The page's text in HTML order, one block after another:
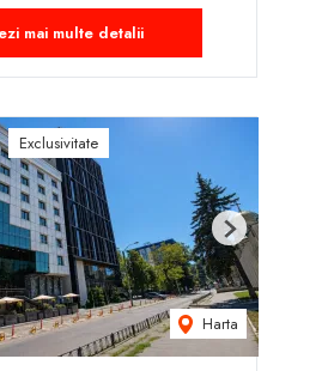
mai multe detalii
Exclusivitate
Harta
Next